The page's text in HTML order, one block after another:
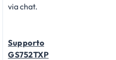
via chat.
Supporto
GS752TXP